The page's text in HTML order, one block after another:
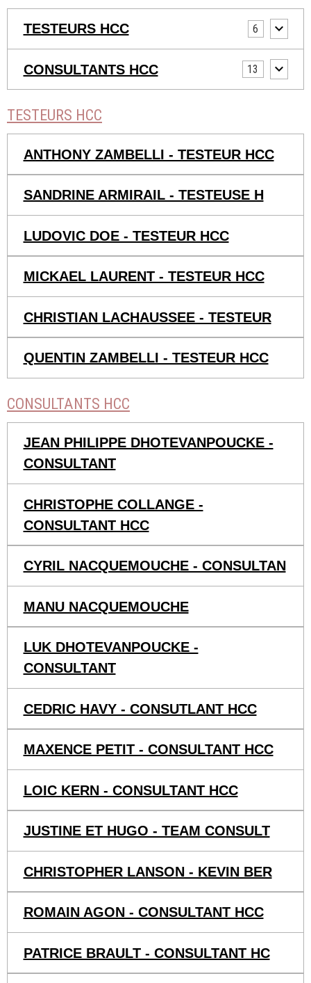
TESTEURS HCC 6
CONSULTANTS HCC 13
TESTEURS HCC
ANTHONY ZAMBELLI - TESTEUR HCC
SANDRINE ARMIRAIL - TESTEUSE H
LUDOVIC DOE - TESTEUR HCC
MICKAEL LAURENT - TESTEUR HCC
CHRISTIAN LACHAUSSEE - TESTEUR
QUENTIN ZAMBELLI - TESTEUR HCC
CONSULTANTS HCC
JEAN PHILIPPE DHOTEVANPOUCKE -
CONSULTANT
CHRISTOPHE COLLANGE -
CONSULTANT HCC
CYRIL NACQUEMOUCHE - CONSULTAN
MANU NACQUEMOUCHE
LUK DHOTEVANPOUCKE -
CONSULTANT
CEDRIC HAVY - CONSUTLANT HCC
MAXENCE PETIT - CONSULTANT HCC
LOIC KERN - CONSULTANT HCC
JUSTINE ET HUGO - TEAM CONSULT
CHRISTOPHER LANSON - KEVIN BER
ROMAIN AGON - CONSULTANT HCC
PATRICE BRAULT - CONSULTANT HC